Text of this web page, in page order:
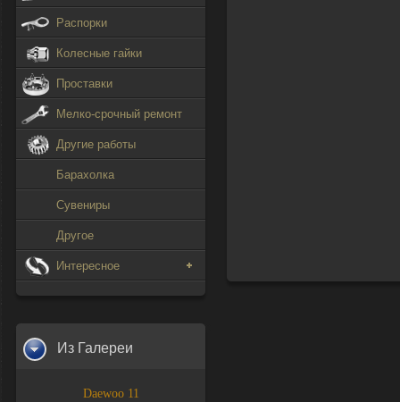
Распорки
Колесные гайки
Проставки
Мелко-срочный ремонт
Другие работы
Барахолка
Сувениры
Другое
Интересное
Из Галереи
Daewoo 11